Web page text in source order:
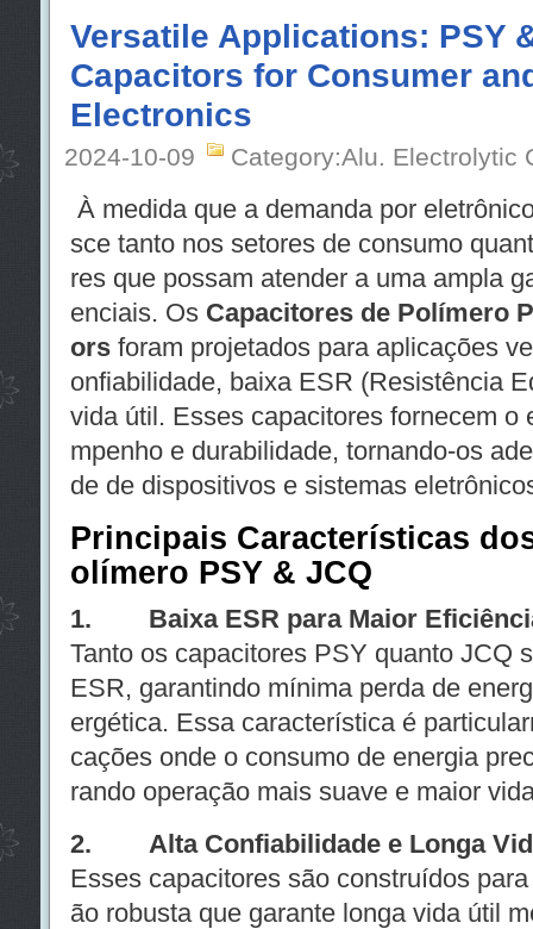
Versatile Applications: PSY
Capacitors for Consumer
Electronics
2024-10-09 Category:Alu. Electrolytic
À medida que a demanda por
sce tanto nos setores de consumo
res que possam atender a uma ampla
enciais. Os Capacitores de Polímero
orsforam projetados para aplicações
onfiabilidade, baixa ESR (Resistência
vida útil. Esses capacitores fornecem o
mpenho e durabilidade, tornando-os
de de dispositivos e sistemas
Principais Características
olímero PSY & JCQ
1. Baixa ESR para Maior
Tanto os capacitores PSY quanto JCQ
ESR, garantindo mínima perda de
ergética. Essa característica é
cações onde o consumo de energia
rando operação mais suave e maior
2. Alta Confiabilidade e Longa
Esses capacitores são construídos
ão robusta que garante longa vida útil